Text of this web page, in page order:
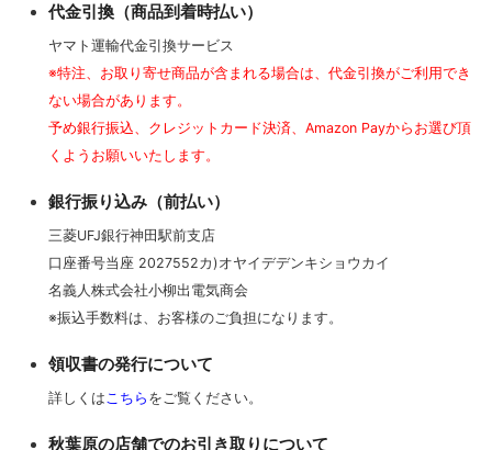
代金引換（商品到着時払い）
ヤマト運輸代金引換サービス
※特注、お取り寄せ商品が含まれる場合は、代金引換がご利用でき
ない場合があります。
予め銀行振込、クレジットカード決済、Amazon Payからお選び頂
くようお願いいたします。
銀行振り込み（前払い）
三菱UFJ銀行神田駅前支店
口座番号当座 2027552カ)オヤイデデンキショウカイ
名義人株式会社小柳出電気商会
※振込手数料は、お客様のご負担になります。
領収書の発行について
詳しくはこちら をご覧ください。
秋葉原の店舗でのお引き取りについて